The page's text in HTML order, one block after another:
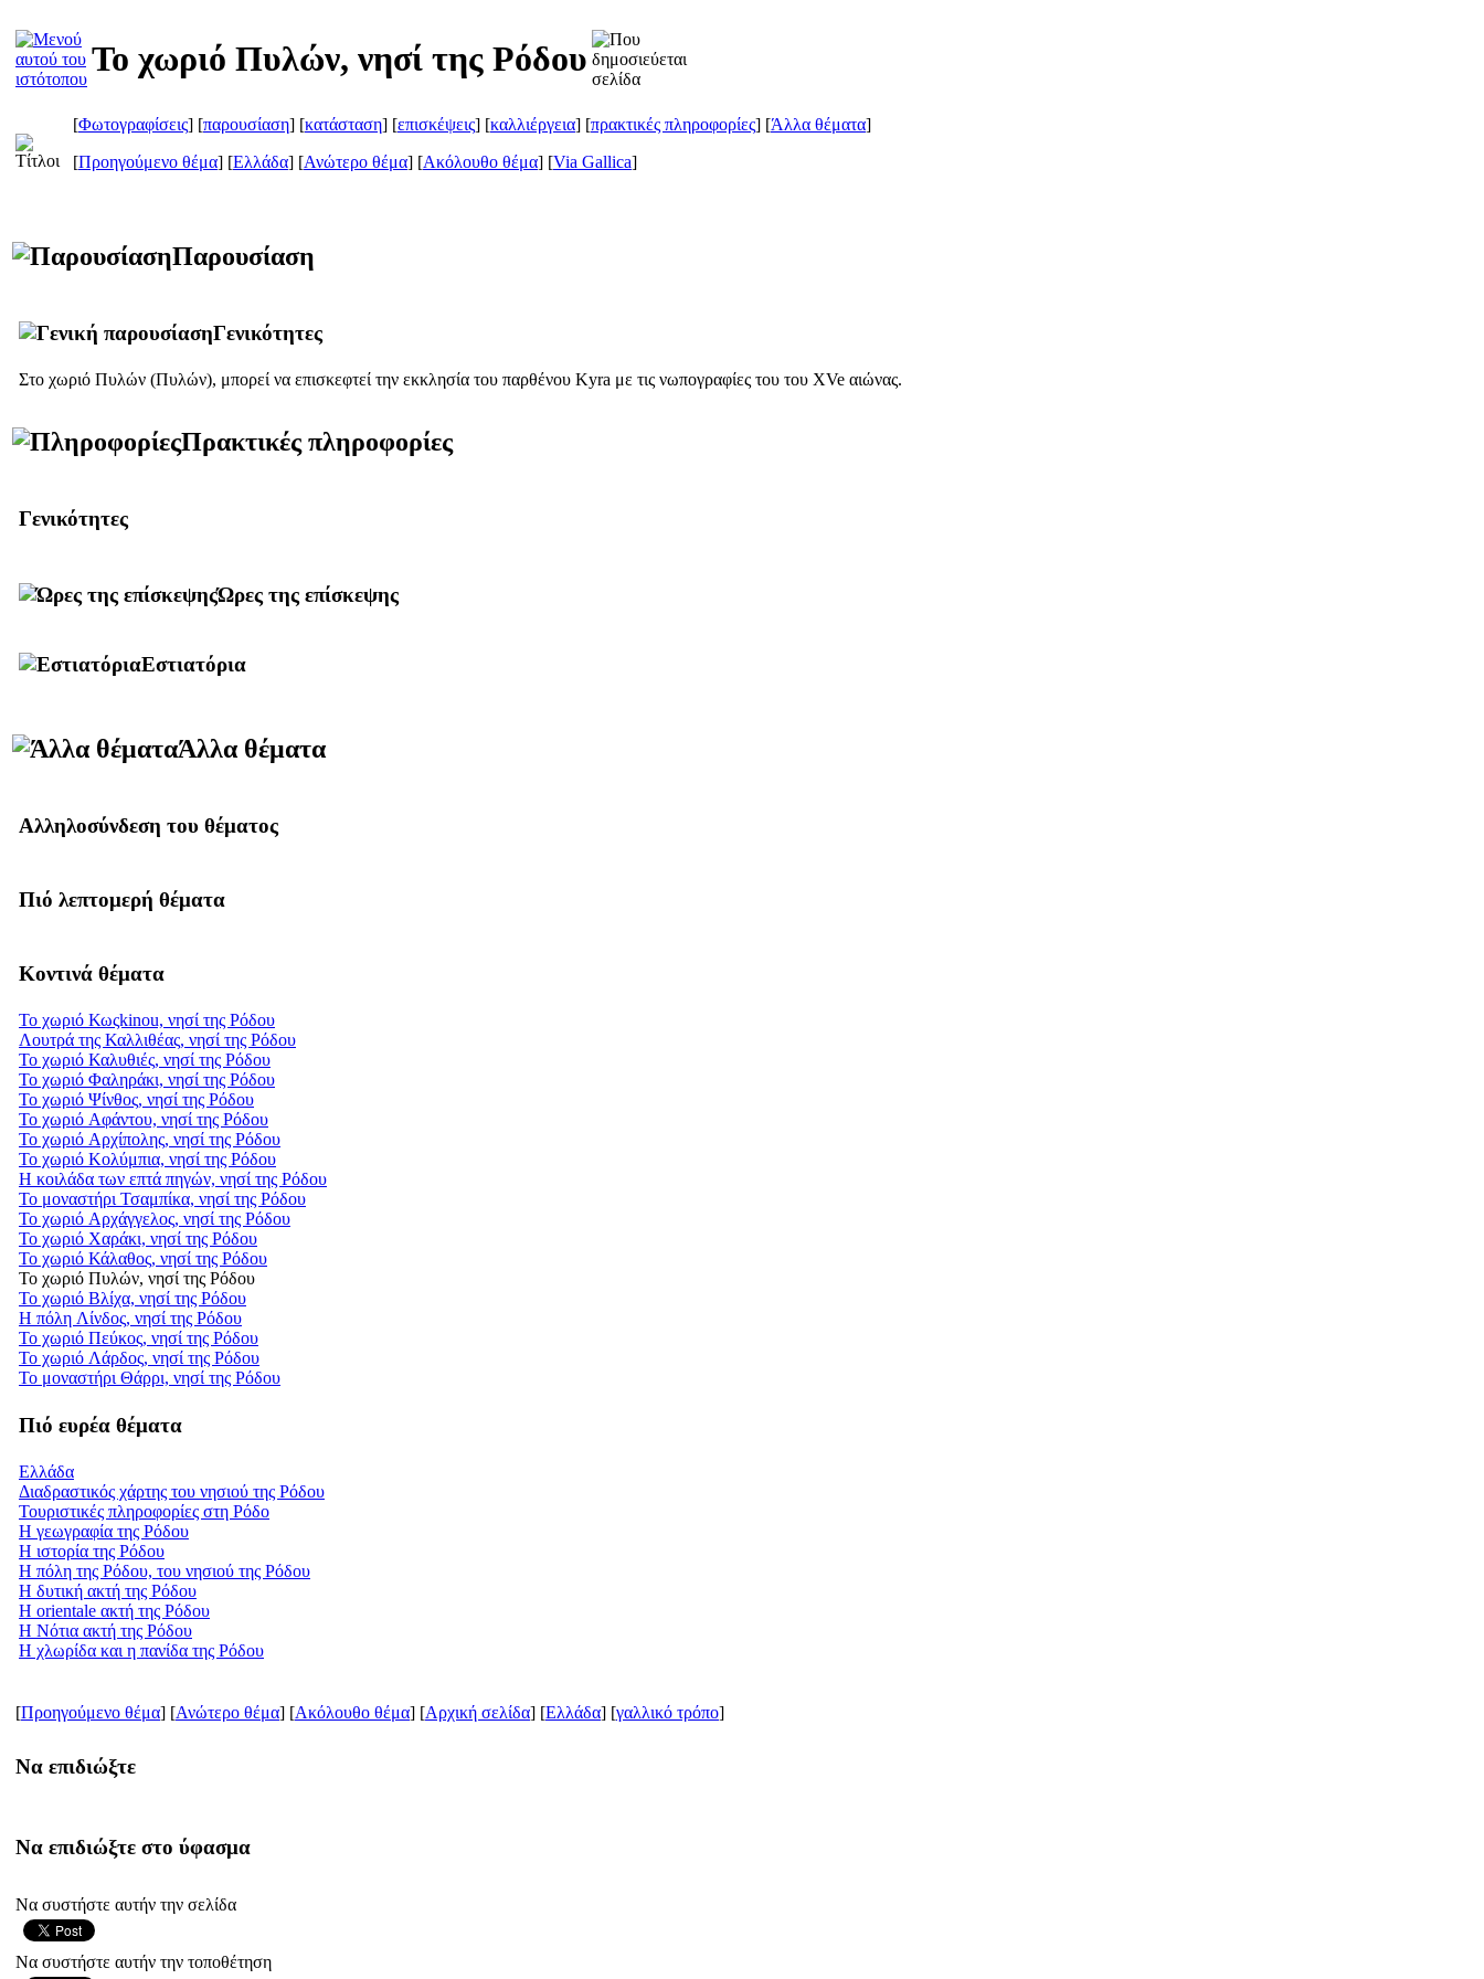
Το χωριό Πυλών, νησί της Ρόδου
[Φωτογραφίσεις] [παρουσίαση] [κατάσταση] [επισκέψεις] [καλλιέργεια] [πρακτικές πληροφορίες] [Άλλα θέματα]
[Προηγούμενο θέμα] [Ελλάδα] [Ανώτερο θέμα] [Ακόλουθο θέμα] [Via Gallica]
Παρουσίαση
Γενικότητες
Στο χωριό Πυλών (Πυλών), μπορεί να επισκεφτεί την εκκλησία του παρθένου Kyra με τις νωπογραφίες του του XVe αιώνας.
Πρακτικές πληροφορίες
Γενικότητες
Ώρες της επίσκεψης
Εστιατόρια
Άλλα θέματα
Αλληλοσύνδεση του θέματος
Πιό λεπτομερή θέματα
Κοντινά θέματα
Το χωριό Κωςkinou, νησί της Ρόδου
Λουτρά της Καλλιθέας, νησί της Ρόδου
Το χωριό Καλυθιές, νησί της Ρόδου
Το χωριό Φαληράκι, νησί της Ρόδου
Το χωριό Ψίνθος, νησί της Ρόδου
Το χωριό Αφάντου, νησί της Ρόδου
Το χωριό Αρχίπολης, νησί της Ρόδου
Το χωριό Κολύμπια, νησί της Ρόδου
Η κοιλάδα των επτά πηγών, νησί της Ρόδου
Το μοναστήρι Τσαμπίκα, νησί της Ρόδου
Το χωριό Αρχάγγελος, νησί της Ρόδου
Το χωριό Χαράκι, νησί της Ρόδου
Το χωριό Κάλαθος, νησί της Ρόδου
Το χωριό Πυλών, νησί της Ρόδου
Το χωριό Βλίχα, νησί της Ρόδου
Η πόλη Λίνδος, νησί της Ρόδου
Το χωριό Πεύκος, νησί της Ρόδου
Το χωριό Λάρδος, νησί της Ρόδου
Το μοναστήρι Θάρρι, νησί της Ρόδου
Πιό ευρέα θέματα
Ελλάδα
Διαδραστικός χάρτης του νησιού της Ρόδου
Τουριστικές πληροφορίες στη Ρόδο
Η γεωγραφία της Ρόδου
Η ιστορία της Ρόδου
Η πόλη της Ρόδου, του νησιού της Ρόδου
Η δυτική ακτή της Ρόδου
Η orientale ακτή της Ρόδου
Η Νότια ακτή της Ρόδου
Η χλωρίδα και η πανίδα της Ρόδου
[Προηγούμενο θέμα] [Ανώτερο θέμα] [Ακόλουθο θέμα] [Aρχική σελίδα] [Ελλάδα] [γαλλικό τρόπο]
Να επιδιώξτε
Να επιδιώξτε στο ύφασμα
Να συστήστε αυτήν την σελίδα
Να συστήστε αυτήν την τοποθέτηση